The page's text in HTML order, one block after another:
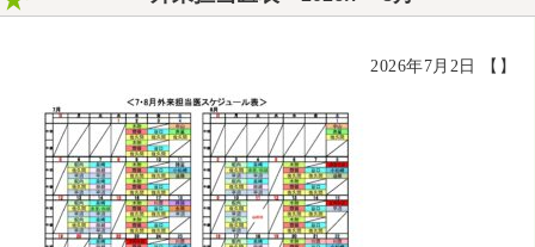
ゆきだより
呼吸器疾患について（喘息など）
禁煙外来について
2026年7月2日 【】